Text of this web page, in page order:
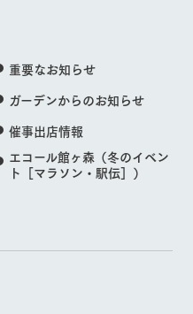
重要なお知らせ
ガーデンからのお知らせ
催事出店情報
エコール館ヶ森（冬のイベン
ト［マラソン・駅伝］）